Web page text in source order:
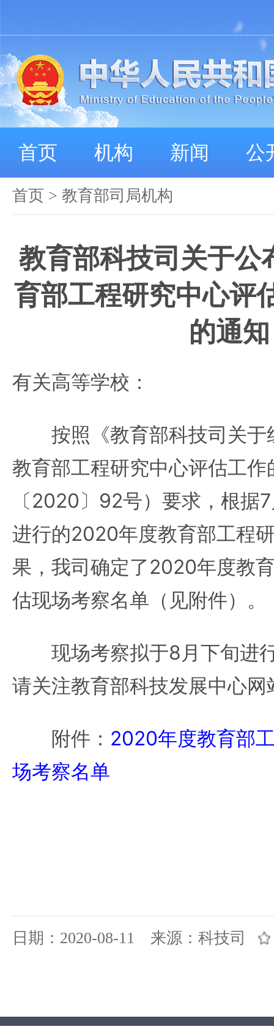
首页 机构 新闻 公
首页 > 教育部司局机构
教育部科技司关于
育部工程研究中心评
的通知
有关高等学校：
按照《教育部科技司关于
教育部工程研究中心评估工
〔2020〕92号）要求，根据
进行的2020年度教育部工程
果，我司确定了2020年度教
估现场考察名单（见附件）。
现场考察拟于8月下旬进
请关注教育部科技发展中心网
附件： 2020年度教育部
场考察名单
日期：2020-08-11 来源：科技司